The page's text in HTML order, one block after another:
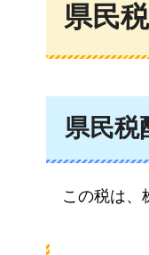
県民
県民税
この税は、